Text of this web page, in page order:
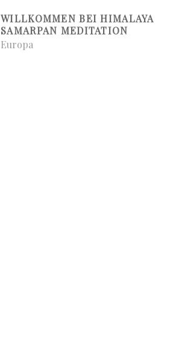
WILLKOMMEN BEI HIMALAYA
SAMARPAN MEDITATION
Europa